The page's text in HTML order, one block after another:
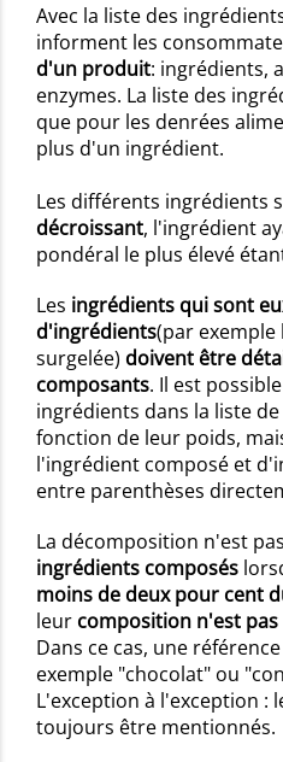
Avec la liste des
informent les
d'un produit: ingrédients,
enzymes. La liste des
que pour les denrées
plus d'un ingrédient.
Les différents ingrédients
décroissant, l'ingrédient
pondéral le plus élevé
Les ingrédients qui sont
d'ingrédients(par exemple
surgelée) doivent être
composants. Il est
ingrédients dans la liste
fonction de leur poids,
l'ingrédient composé et
entre parenthèses
La décomposition n'est
ingrédients composés
moins de deux pour cent
leur composition n'est
Dans ce cas, une
exemple "chocolat" ou
L'exception à l'exception :
toujours être mentionnés.